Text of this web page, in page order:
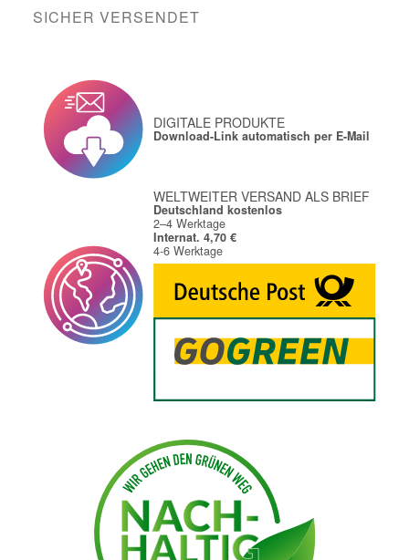
SICHER VERSENDET
DIGITALE PRODUKTE
Download-Link automatisch per E-Mail
WELTWEITER VERSAND ALS BRIEF
Deutschland kostenlos
2–4 Werktage
Internat. 4,70 €
4-6 Werktage